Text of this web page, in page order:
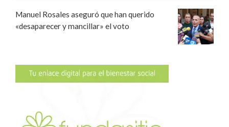
Manuel Rosales aseguró que han querido
«desaparecer y mancillar» el voto